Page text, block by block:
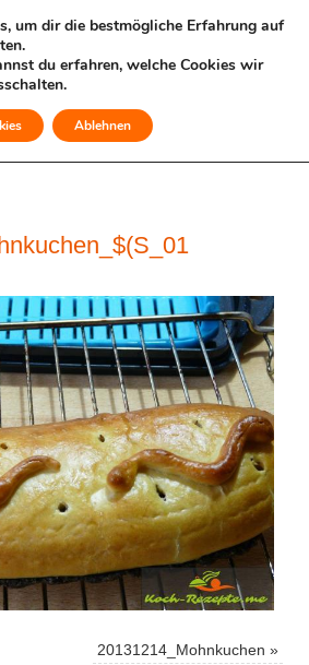
20131214_Mohnkuchen »
um dir die bestmögliche Erfahrung auf
du erfahren, welche Cookies wir
Ablehnen